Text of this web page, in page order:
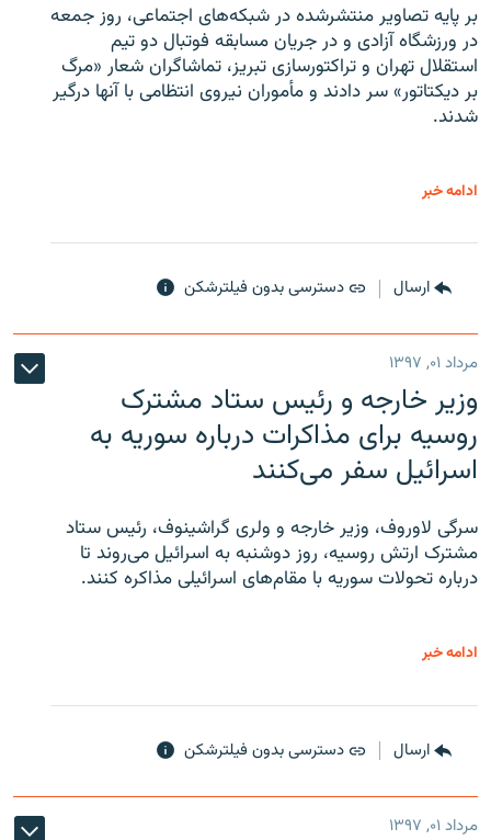
بر پایه تصاویر منتشرشده در شبکه‌های اجتماعی، روز جمعه
در ورزشگاه آزادی و در جریان مسابقه فوتبال دو تیم
استقلال تهران و تراکتورسازی تبریز، تماشاگران شعار «مرگ
بر دیکتاتور» سر دادند و مأموران نیروی انتظامی با آنها درگیر
شدند.
ادامه خبر
ارسال دسترسی بدون فیلترشکن
مرداد ۰۱, ۱۳۹۷
وزیر خارجه و رئیس‌ ستاد مشترک
روسیه برای مذاکرات درباره سوریه به
اسرائیل سفر می‌کنند
سرگی لاوروف، وزیر خارجه و ولری گراشینوف، رئیس ستاد
مشترک ارتش روسیه، روز دوشنبه به اسرائیل می‌روند تا
درباره تحولات سوریه با مقام‌های اسرائیلی مذاکره کنند.
ادامه خبر
ارسال دسترسی بدون فیلترشکن
مرداد ۰۱, ۱۳۹۷